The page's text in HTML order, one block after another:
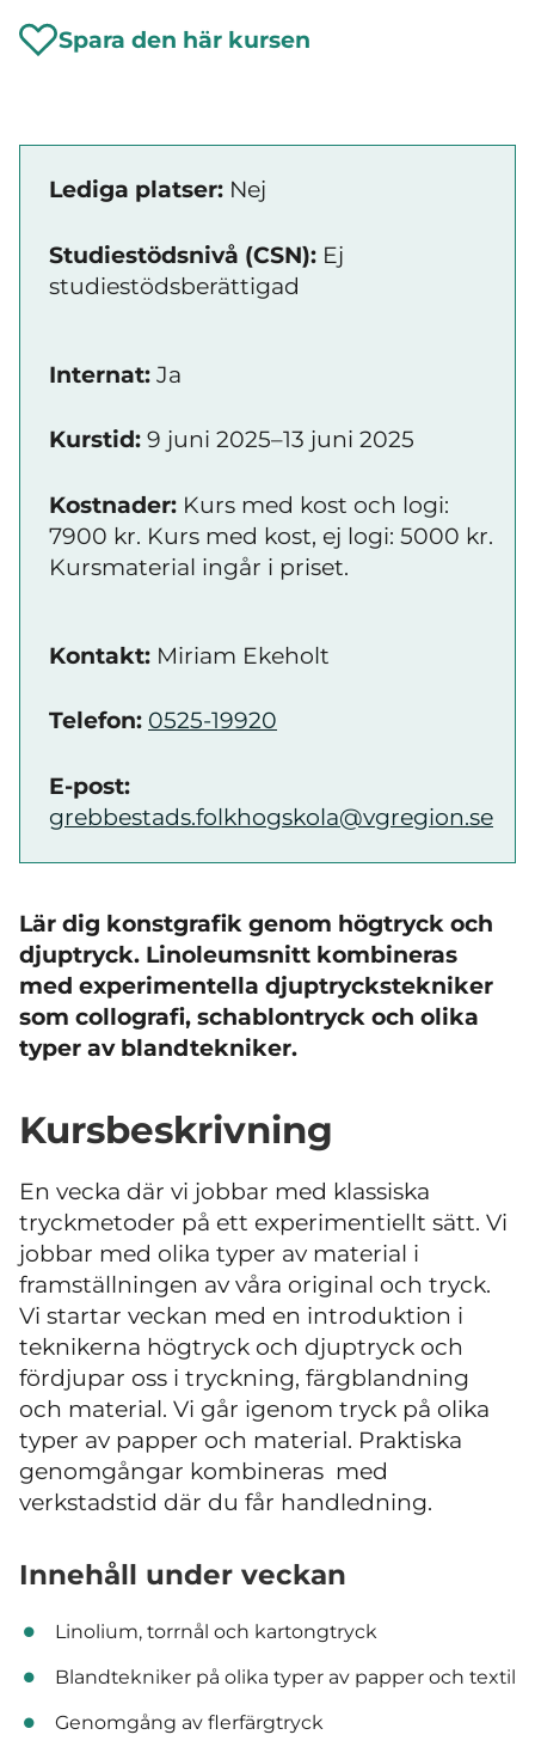
Spara den här kursen
Lediga platser: Nej
Studiestödsnivå (CSN): Ej
studiestödsberättigad
Internat: Ja
Kurstid: 9 juni 2025–13 juni 2025
Kostnader: Kurs med kost och logi:
7900 kr. Kurs med kost, ej logi: 5000 kr.
Kursmaterial ingår i priset.
Kontakt: Miriam Ekeholt
Telefon: 0525-19920
E-post:
grebbestads.folkhogskola@vgregion.se
Lär dig konstgrafik genom högtryck och
djuptryck. Linoleumsnitt kombineras
med experimentella djuptryckstekniker
som collografi, schablontryck och olika
typer av blandtekniker.
Kursbeskrivning
En vecka där vi jobbar med klassiska
tryckmetoder på ett experimentiellt sätt. Vi
jobbar med olika typer av material i
framställningen av våra original och tryck.
Vi startar veckan med en introduktion i
teknikerna högtryck och djuptryck och
fördjupar oss i tryckning, färgblandning
och material. Vi går igenom tryck på olika
typer av papper och material. Praktiska
genomgångar kombineras med
verkstadstid där du får handledning.
Innehåll under veckan
Linolium, torrnål och kartongtryck
Blandtekniker på olika typer av papper och textil
Genomgång av flerfärgtryck